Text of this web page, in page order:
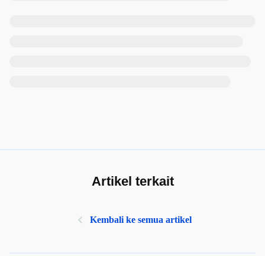
Artikel terkait
Kembali ke semua artikel